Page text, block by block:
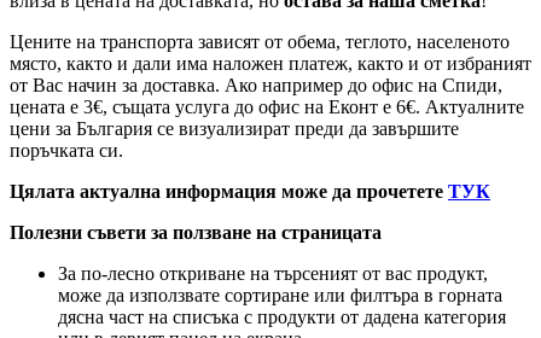
Цените на транспорта зависят от обема, теглото, населеното
място, както и дали има наложен платеж, както и от избраният
от Вас начин за доставка. Ако например до офис на Спиди,
цената е 3€, същата услуга до офис на Еконт е 6€. Актуалните
цени за България се визуализират преди да завършите
поръчката си.
Цялата актуална информация може да прочетете ТУК
Полезни съвети за ползване на страницата
За по-лесно откриване на търсеният от вас продукт,
може да използвате сортиране или филтъра в горната
дясна част на списъка с продукти от дадена категория